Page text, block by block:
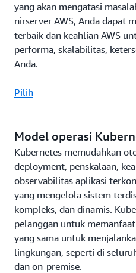
yang akan mengatasi
nirserver AWS, Anda dapat
terbaik dan keahlian AWS
performa, skalabilitas,
Anda.
Pilih
Model operasi
Kubernetes memudahkan
deployment, penskalaan,
observabilitas aplikasi
yang mengelola sistem
kompleks, dan dinamis.
pelanggan untuk
yang sama untuk
lingkungan, seperti di
dan on-premise.